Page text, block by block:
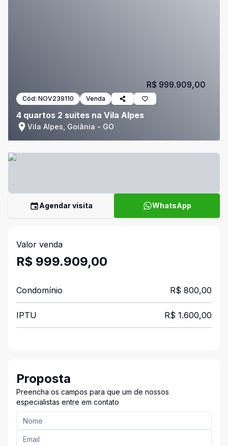
Cód: NOV239110 Venda
4 quartos 2 suites na Vila Alpes
Vila Alpes, Goiânia - GO
R$ 999.909,00
Agendar visita WhatsApp
Valor venda
R$ 999.909,00
Condomínio R$ 800,00
IPTU R$ 1.600,00
Proposta
Preencha os campos para que um de nossos
especialistas entre em contato